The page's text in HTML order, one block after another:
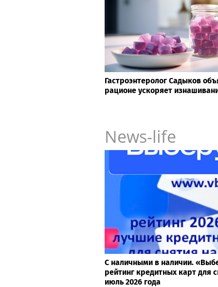
Гастроэнтеролог Садыков
рационе ускоряет
News-life
С наличными в наличии.
рейтинг кредитных карт для
июль 2026 года